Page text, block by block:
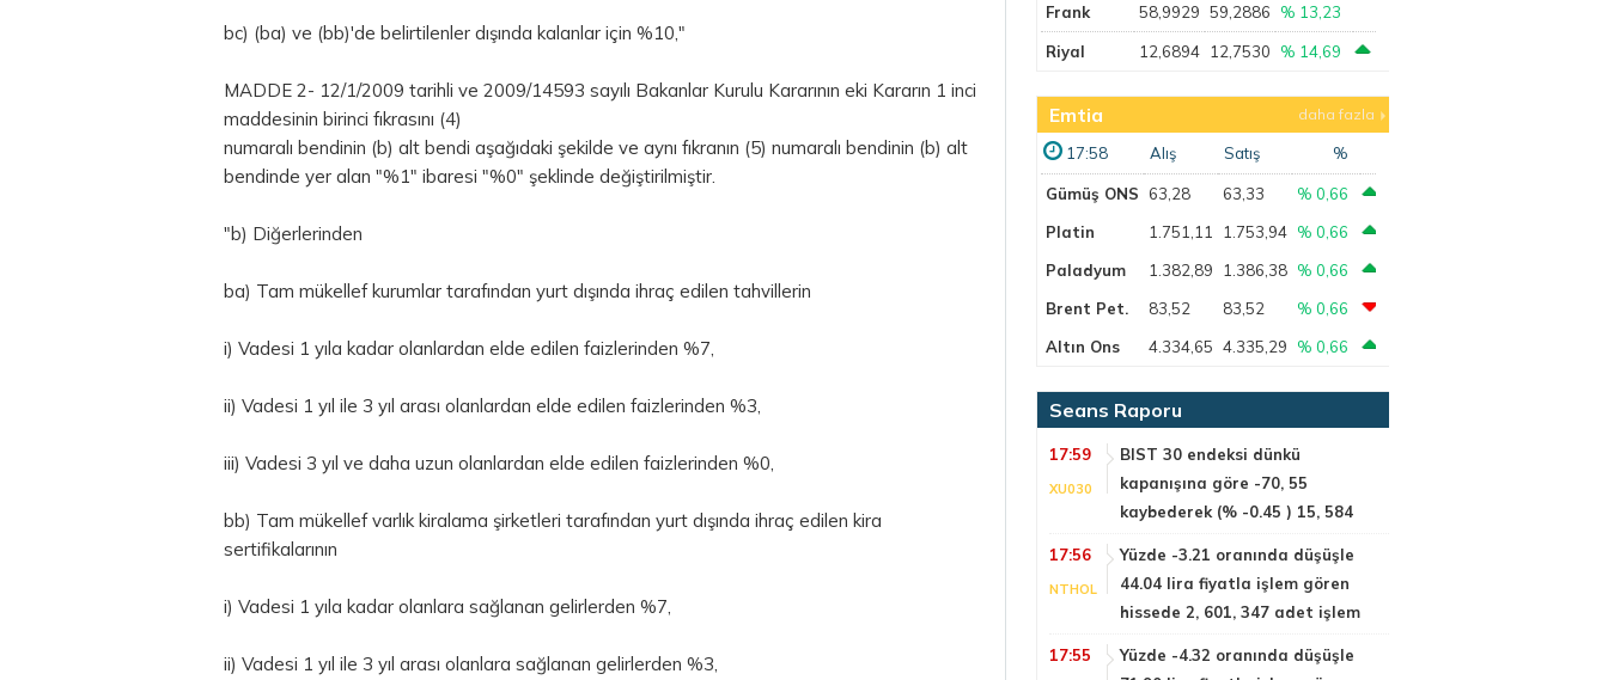
bc) (ba) ve (bb)'de belirtilenler dışında kalanlar için %10,"
MADDE 2- 12/1/2009 tarihli ve 2009/14593 sayılı Bakanlar Kurulu Kararının eki Kararın 1 inci
maddesinin birinci fıkrasını (4)
numaralı bendinin (b) alt bendi aşağıdaki şekilde ve aynı fıkranın (5) numaralı bendinin (b) alt
bendinde yer alan "%1" ibaresi "%0" şeklinde değiştirilmiştir.
"b) Diğerlerinden
ba) Tam mükellef kurumlar tarafından yurt dışında ihraç edilen tahvillerin
i) Vadesi 1 yıla kadar olanlardan elde edilen faizlerinden %7,
ii) Vadesi 1 yıl ile 3 yıl arası olanlardan elde edilen faizlerinden %3,
iii) Vadesi 3 yıl ve daha uzun olanlardan elde edilen faizlerinden %0,
bb) Tam mükellef varlık kiralama şirketleri tarafından yurt dışında ihraç edilen kira
sertifikalarının
i) Vadesi 1 yıla kadar olanlara sağlanan gelirlerden %7,
ii) Vadesi 1 yıl ile 3 yıl arası olanlara sağlanan gelirlerden %3,
Frank 58,9929 59,2886 % 13,23
Riyal 12,6894 12,7530 % 14,69
Emtia daha fazla
17:58 Alış Satış %
Gümüş ONS 63,28 63,33
% 0,66
Platin
1.751,11 1.753,94 % 0,66
Paladyum
1.382,89 1.386,38 % 0,66
Brent Pet.
83,52 83,52
% 0,66
Altın Ons
4.334,65 4.335,29 % 0,66
Seans Raporu
17:59
XU030
BIST 30 endeksi dünkü
kapanışına göre -70, 55
kaybederek (% -0.45 ) 15, 584
17:56
NTHOL
Yüzde -3.21 oranında düşüşle
44.04 lira fiyatla işlem gören
hissede 2, 601, 347 adet işlem
17:55
Yüzde -4.32 oranında düşüşle